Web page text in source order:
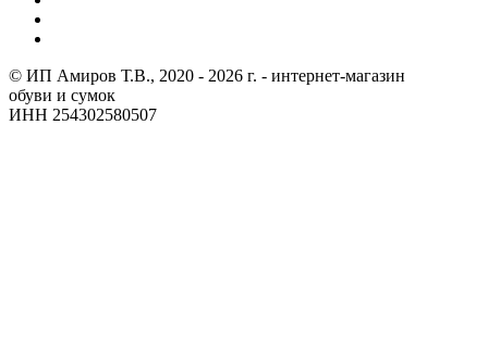
© ИП Амиров Т.В., 2020 - 2026 г. - интернет-магазин
обуви и сумок
ИНН 254302580507